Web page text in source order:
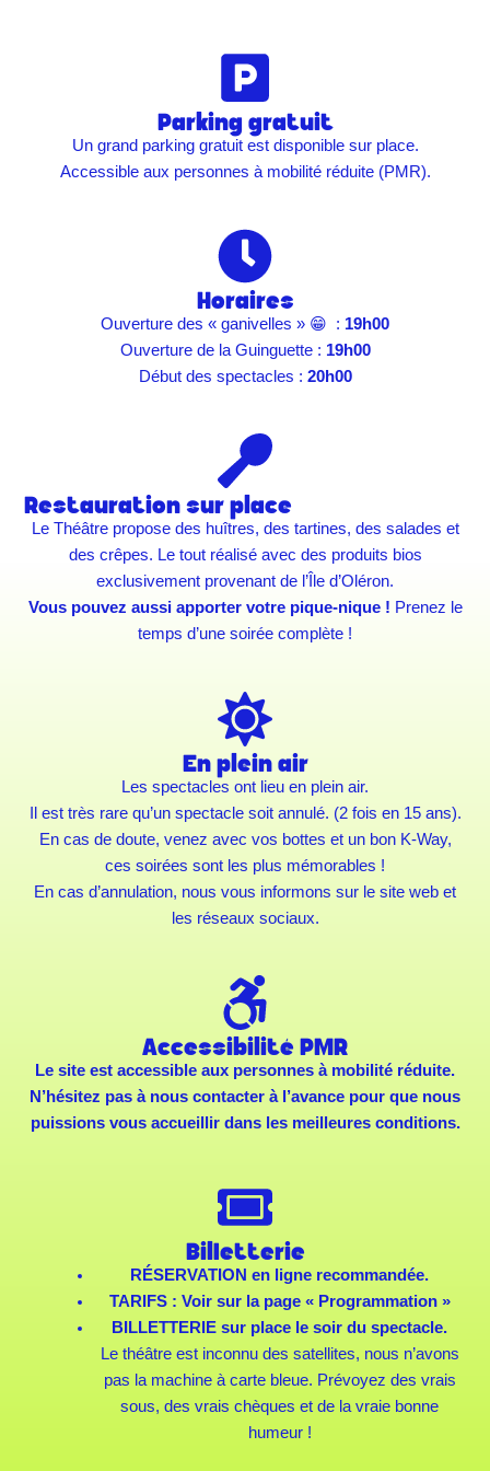
Parking gratuit
Un grand parking gratuit est disponible sur place.
Accessible aux personnes à mobilité réduite (PMR).
Horaires
Ouverture des « ganivelles » 😁 : 19h00
Ouverture de la Guinguette : 19h00
Début des spectacles : 20h00
Restauration sur place
Le Théâtre propose des huîtres, des tartines, des salades et
des crêpes. Le tout réalisé avec des produits bios
exclusivement provenant de l’Île d’Oléron.
Vous pouvez aussi apporter votre pique-nique ! Prenez le
temps d’une soirée complète !
En plein air
Les spectacles ont lieu en plein air.
Il est très rare qu’un spectacle soit annulé. (2 fois en 15 ans).
En cas de doute, venez avec vos bottes et un bon K-Way,
ces soirées sont les plus mémorables !
En cas d’annulation, nous vous informons sur le site web et
les réseaux sociaux.
Accessibilité PMR
Le site est accessible aux personnes à mobilité réduite.
N’hésitez pas à nous contacter à l’avance pour que nous
puissions vous accueillir dans les meilleures conditions.
Billetterie
RÉSERVATION en ligne recommandée.
TARIFS : Voir sur la page « Programmation »
BILLETTERIE sur place le soir du spectacle.
Le théâtre est inconnu des satellites, nous n’avons
pas la machine à carte bleue. Prévoyez des vrais
sous, des vrais chèques et de la vraie bonne
humeur !